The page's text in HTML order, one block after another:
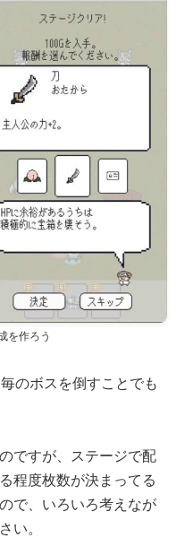
を作ろう
のボスを倒すことでも
ですが、ステージで配
程度枚数が決まってる
で、いろいろ考えなが
い。